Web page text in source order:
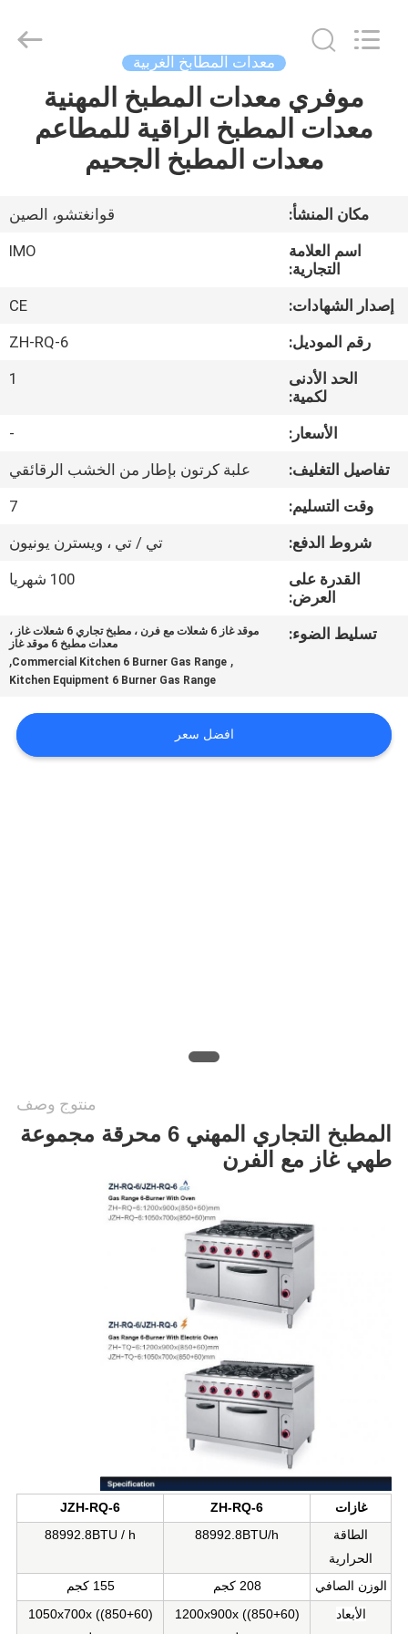
أشرطة
فيديو
معلومات
جولة
المعمل
رقابة
جودة
حالات
equipments
limited.
معدات المطابخ الغربية
موفري معدات المطبخ المهنية
معدات المطبخ الراقية للمطاعم
معدات المطبخ الجحيم
مكان المنشأ:
قوانغتشو، الصين
اسم العلامة
التجارية:
IMO
إصدار الشهادات:
CE
رقم الموديل:
ZH-RQ-6
الحد الأدنى
لكمية:
1
الأسعار:
-
تفاصيل التغليف:
علبة كرتون بإطار من الخشب الرقائقي
وقت التسليم:
7
شروط الدفع:
تي / تي ، ويسترن يونيون
القدرة على
العرض:
100 شهريا
تسليط الضوء:
موقد غاز 6 شعلات مع فرن ، مطبخ تجاري 6 شعلات غاز ،
معدات مطبخ 6 موقد غاز
,
Commercial Kitchen 6 Burner Gas Range
,
Kitchen Equipment 6 Burner Gas Range
افضل سعر
منتوج وصف
المطبخ التجاري المهني 6 محرقة مجموعة
طهي غاز مع الفرن
غازات ZH-RQ-6
JZH-RQ-6
الطاقة
الحرارية
88992.8BTU/h
88992.8BTU / h
الوزن الصافي 208 كجم
155 كجم
الأبعاد
1200x900x ((850+60)
1050x700x ((850+60)